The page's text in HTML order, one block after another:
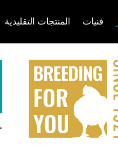
المنتجات التقليدية فنيات